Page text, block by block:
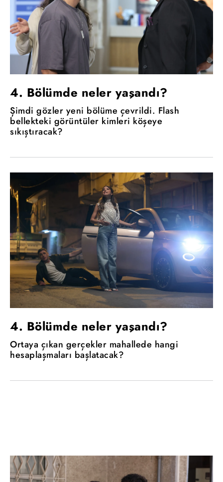
4. Bölümde neler yaşandı?
Şimdi gözler yeni bölüme çevrildi. Flash
bellekteki görüntüler kimleri köşeye
sıkıştıracak?
4. Bölümde neler yaşandı?
Ortaya çıkan gerçekler mahallede hangi
hesaplaşmaları başlatacak?